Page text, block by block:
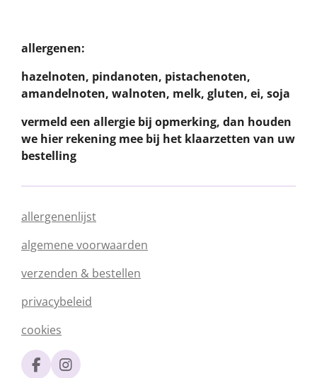
allergenen:
hazelnoten, pindanoten, pistachenoten,
amandelnoten, walnoten, melk, gluten, ei, soja
vermeld een allergie bij opmerking, dan houden
we hier rekening mee bij het klaarzetten van uw
bestelling
allergenenlijst
algemene voorwaarden
verzenden & bestellen
privacybeleid
cookies
F
I